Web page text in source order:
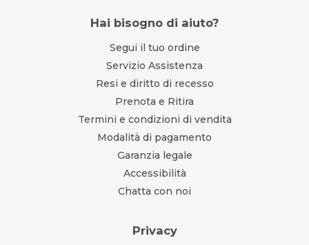
Hai bisogno di aiuto?
Segui il tuo ordine
Servizio Assistenza
Resi e diritto di recesso
Prenota e Ritira
Termini e condizioni di vendita
Modalità di pagamento
Garanzia legale
Accessibilità
Chatta con noi
Privacy